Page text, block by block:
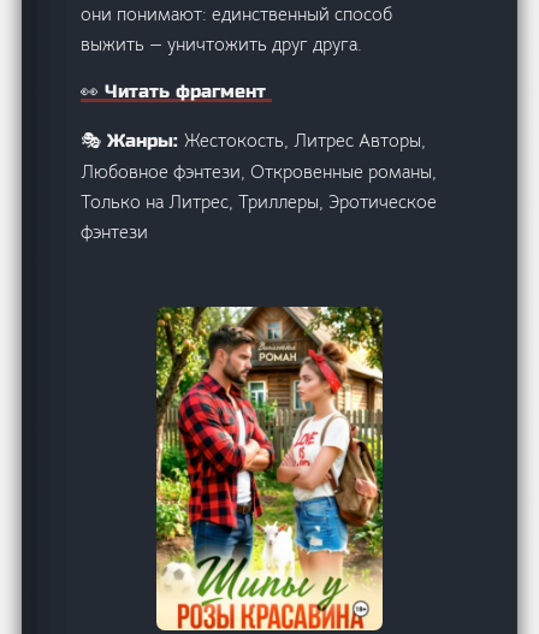
они понимают: единственный способ
выжить — уничтожить друг друга.
👀 Читать фрагмент
🎭 Жанры:Жестокость, Литрес Авторы,
Любовное фэнтези, Откровенные романы,
Только на Литрес, Триллеры, Эротическое
фэнтези